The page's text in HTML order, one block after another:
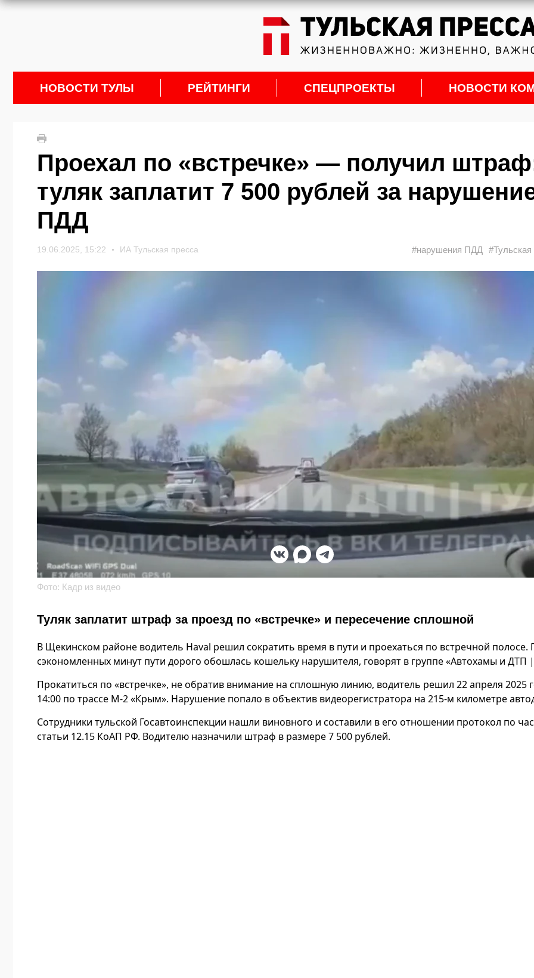
НОВОСТИ ТУЛЫ РЕЙТИНГИ СПЕЦПРОЕКТЫ НОВОСТИ
Проехал по «встречке» — получил
туляк заплатит 7 500 рублей за
ПДД
19.06.2025, 15:22 ИА Тульская пресса #нарушения ПДД #Тульская
Фото: Кадр из видео
Туляк заплатит штраф за проезд по «встречке» и пересечение сплошной
В Щекинском районе водитель Haval решил сократить время в пути и проехаться по встречной полосе.
сэкономленных минут пути дорого обошлась кошельку нарушителя, говорят в группе «Автохамы и ДТП
Прокатиться по «встречке», не обратив внимание на сплошную линию, водитель решил 22 апреля 2025
14:00 по трассе М-2 «Крым». Нарушение попало в объектив видеорегистратора на 215-м километре
Сотрудники тульской Госавтоинспекции нашли виновного и составили в его отношении протокол по
статьи 12.15 КоАП РФ. Водителю назначили штраф в размере 7 500 рублей.